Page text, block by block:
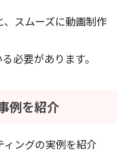
スムーズに動画制作
必要があります。
例を紹介
ングの実例を紹介